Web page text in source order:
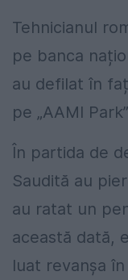
Tehnicianul
pe banca
au defilat în
pe „AAMI
În partida de
Saudită au
au ratat un
această dată,
luat revanșa